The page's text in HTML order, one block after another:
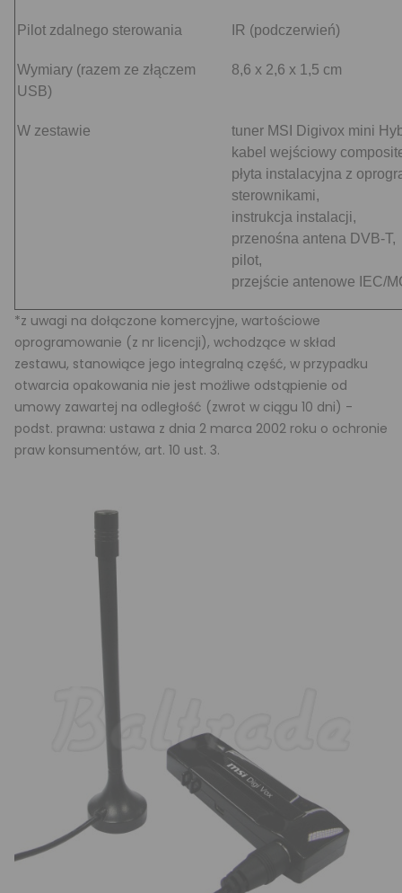
Pilot zdalnego sterowania IR (podczerwień)
Wymiary (razem ze złączem
USB)
8,6 x 2,6 x 1,5 cm
W zestawie
tuner MSI Digivox mini
kabel wejściowy
płyta instalacyjna z
sterownikami,
instrukcja instalacji,
przenośna antena DVB-T,
pilot,
przejście antenowe IEC/
*z uwagi na dołączone komercyjne, wartościowe
oprogramowanie (z nr licencji), wchodzące w skład
zestawu, stanowiące jego integralną część, w przypadku
otwarcia opakowania nie jest możliwe odstąpienie od
umowy zawartej na odległość (zwrot w ciągu 10 dni) -
podst. prawna: ustawa z dnia 2 marca 2002 roku o ochronie
praw konsumentów, art. 10 ust. 3.